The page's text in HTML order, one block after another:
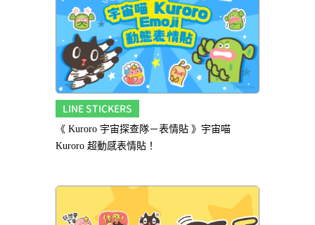
LINE STICKERS
《 Kuroro 宇宙探查隊－表情貼 》宇宙喵
Kuroro 超動感表情貼！